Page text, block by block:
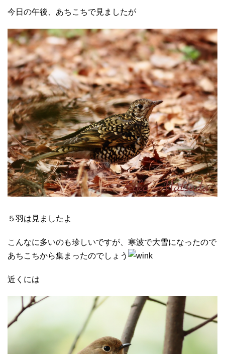
今日の午後、あちこちで見ましたが
５羽は見ましたよ
こんなに多いのも珍しいですが、寒波で大雪になったので
あちこちから集まったのでしょう
近くには